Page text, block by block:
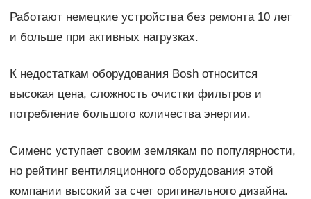
Работают немецкие устройства без ремонта 10 лет
и больше при активных нагрузках.
К недостаткам оборудования Bosh относится
высокая цена, сложность очистки фильтров и
потребление большого количества энергии.
Сименс уступает своим землякам по популярности,
но рейтинг вентиляционного оборудования этой
компании высокий за счет оригинального дизайна.